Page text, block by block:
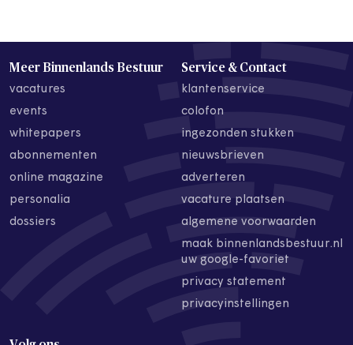
Meer Binnenlands Bestuur
vacatures
events
whitepapers
abonnementen
online magazine
personalia
dossiers
Service & Contact
klantenservice
colofon
ingezonden stukken
nieuwsbrieven
adverteren
vacature plaatsen
algemene voorwaarden
maak binnenlandsbestuur.nl
uw google-favoriet
privacy statement
privacyinstellingen